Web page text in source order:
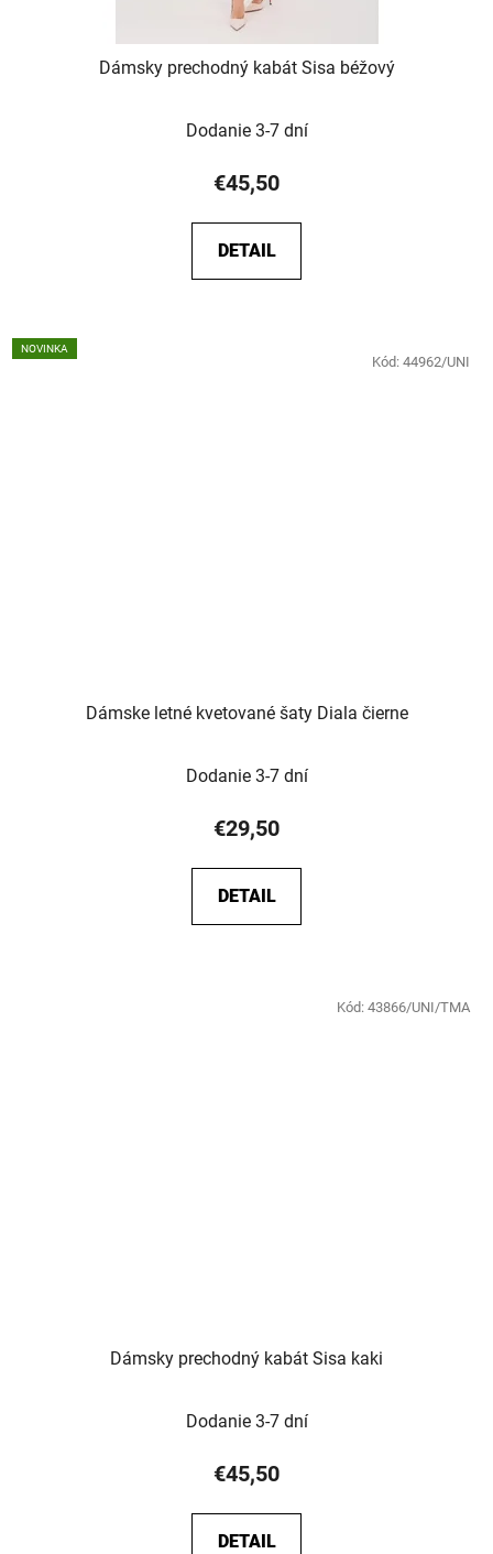
Dámsky prechodný kabát Sisa béžový
Dodanie 3-7 dní
€45,50
DETAIL
NOVINKA
Dámske letné kvetované šaty Diala čierne
Dodanie 3-7 dní
€29,50
DETAIL
Kód: 44962/UNI
Dámsky prechodný kabát Sisa kaki
Dodanie 3-7 dní
€45,50
DETAIL
Kód: 43866/UNI/TMA